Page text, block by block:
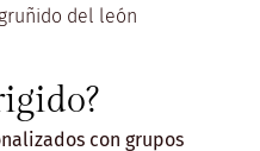
del león
con grupos